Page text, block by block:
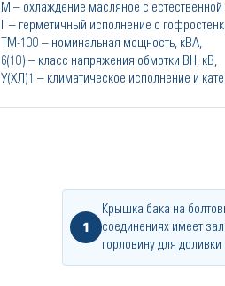
М – охлаждение масляное с
Г – герметичный исполнение с
ТМ-100 – номинальная мощность, кВА,
6(10) – класс напряжения обмотки ВН, кВ,
У(ХЛ)1 – климатическое исполнение и
1
Крышка бака на
соединениях имеет
горловину для